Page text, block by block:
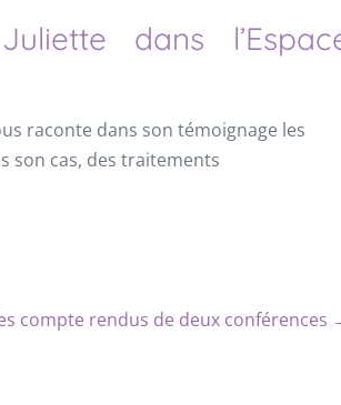
dans
raconte dans son témoignage les
son cas, des traitements
compte rendus de deux conférences